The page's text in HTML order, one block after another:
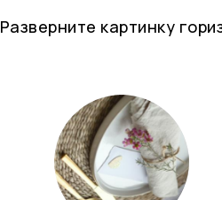
Разверните картинку